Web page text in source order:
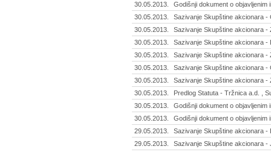
30.05.2013.
Godišnji dokument o objavljenim
30.05.2013.
Sazivanje Skupštine akcionara -
30.05.2013.
Sazivanje Skupštine akcionara -
30.05.2013.
Sazivanje Skupštine akcionara
30.05.2013.
Sazivanje Skupštine akcionara -
30.05.2013.
Sazivanje Skupštine akcionara -
30.05.2013.
Sazivanje Skupštine akcionara -
30.05.2013.
Predlog Statuta - Tržnica a.d. ,
30.05.2013.
Godišnji dokument o
30.05.2013.
Godišnji dokument o objavljenim
29.05.2013.
Sazivanje Skupštine akcionara -
29.05.2013.
Sazivanje Skupštine akcionara